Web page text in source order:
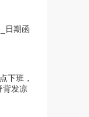
13:41
日期函
下班，
背发凉